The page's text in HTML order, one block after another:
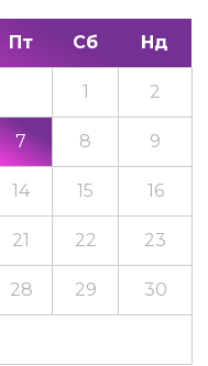
Пт Сб Нд
1 2
7 8 9
14 15 16
21 22 23
28 29 30